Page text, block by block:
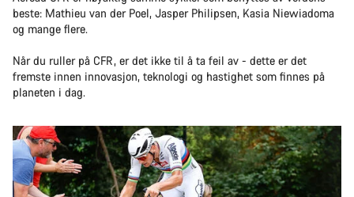
beste: Mathieu van der Poel, Jasper Philipsen, Kasia Niewiadoma
og mange flere.
Når du ruller på CFR, er det ikke til å ta feil av - dette er det
fremste innen innovasjon, teknologi og hastighet som finnes på
planeten i dag.